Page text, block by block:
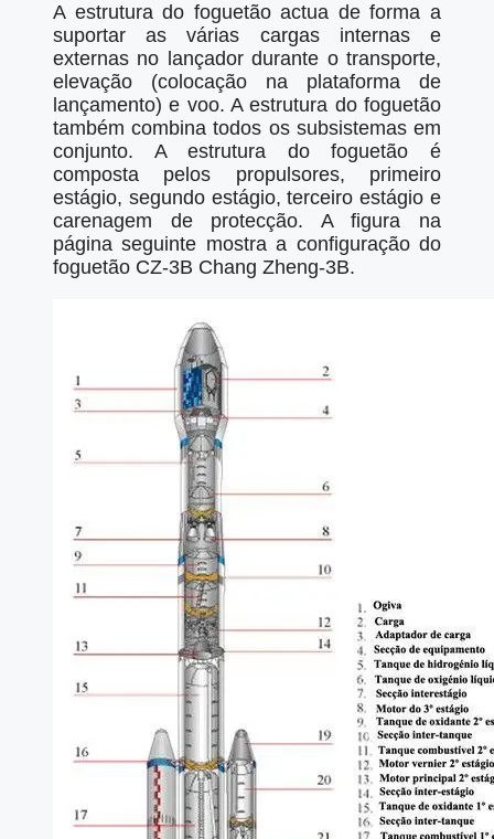
A estrutura do foguetão actua de forma a
suportar as várias cargas internas e
externas no lançador durante o transporte,
elevação (colocação na plataforma de
lançamento) e voo. A estrutura do foguetão
também combina todos os subsistemas em
conjunto. A estrutura do foguetão é
composta pelos propulsores, primeiro
estágio, segundo estágio, terceiro estágio e
carenagem de protecção. A figura na
página seguinte mostra a configuração do
foguetão CZ-3B Chang Zheng-3B.